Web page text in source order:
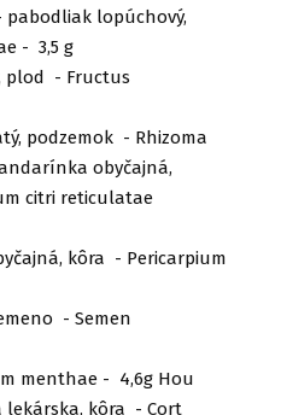
lopúchový,
- 3,5 g
plod - Fructus
podzemok - Rhizoma
obyčajná,
citri reticulatae
kôra - Pericarpium
- Semen
menthae - 4,6g Hou
kôra - Cort